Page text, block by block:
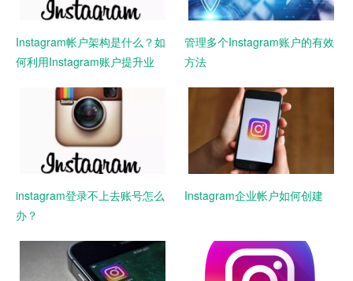
Instagram帐户架构是什么？如
何利用Instagram账户提升业
管理多个Instagram账户的有效
方法
instagram登录不上去账号怎么
办？
Instagram企业帐户如何创建